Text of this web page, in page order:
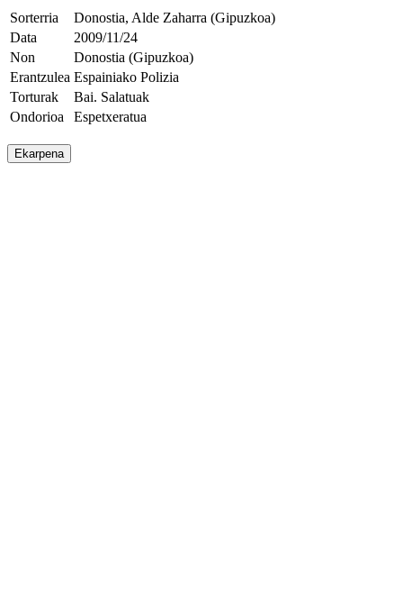
Sorterria
Donostia, Alde Zaharra (Gipuzkoa)
Data
2009/11/24
Non
Donostia (Gipuzkoa)
Erantzulea Espainiako Polizia
Torturak
Bai. Salatuak
Ondorioa
Espetxeratua